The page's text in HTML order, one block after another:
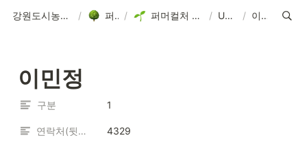
강원도시농업 사회적협동조합 / 퍼머컬처 / 퍼머컬처 워크숍 '다시, 텃밭' 모집 안내 (21년 7월 10일, 24일, 25일) / 커먼즈필드 춘천 / Untitled / 이민정
이민정
구분 1
연락처(뒷번호) 4329